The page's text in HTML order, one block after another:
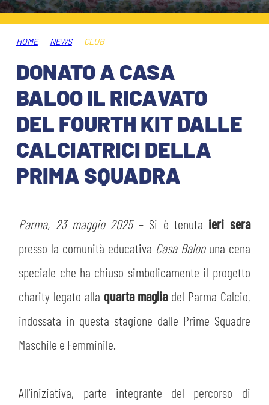
HOSPITALITY
MUSEUM CLUB EXPERIENCE
BIGLIETTI
ABBONAMENTI
INFO BIGLIETTI
TARDINI CARD
INFORMAZIONI ACCREDITI
TICKET GIFT CARD
SHOP
ESPORTS
IL CLUB
ORGANIGRAMMA
MUTTI TRAINING CENTER
STORE
MUSEO
LAVORA CON NOI
FLASH NEWS
STADIO TARDINI
MEDIA
ACADEMY
LEGENDS
HOME NEWS CLUB
DONATO A CASA
BALOO IL RICAVATO
DEL FOURTH KIT DALLE
CALCIATRICI DELLA
PRIMA SQUADRA
Parma, 23 maggio 2025– Si è tenuta ieri sera
presso la comunità educativa Casa Baloouna cena
speciale che ha chiuso simbolicamente il progetto
charity legato alla quarta magliadel Parma Calcio,
indossata in questa stagione dalle Prime Squadre
Maschile e Femminile.
All’iniziativa, parte integrante del percorso di